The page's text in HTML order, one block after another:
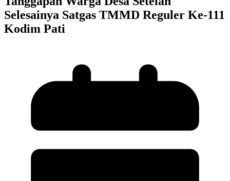
Selesainya Satgas TMMD Reguler Ke-111
Kodim Pati